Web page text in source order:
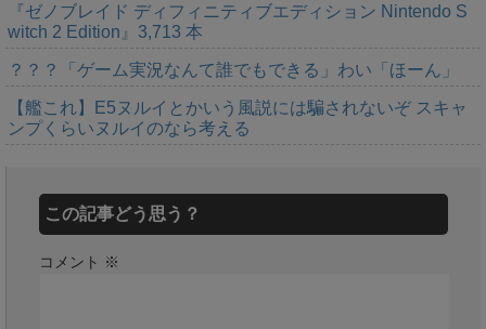
『ゼノブレイド ディフィニティブエディション Nintendo S
witch 2 Edition』3,713 本
？？？「ゲーム実況なんて誰でもできる」わい「ほーん」
【艦これ】E5ヌルイとかいう風説には騙されないぞ スキャ
ンプくらいヌルイのなら考える
この記事どう思う？
コメント ※